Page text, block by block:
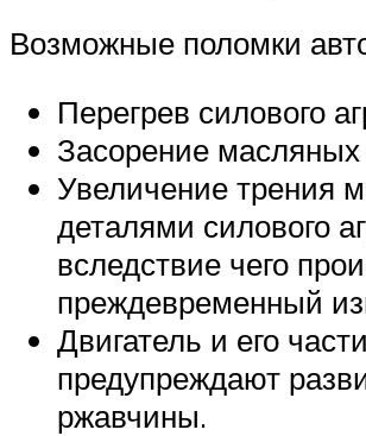
Возможные поломки
Перегрев силового
Засорение масляных
Увеличение трения
деталями силового
вследствие чего
преждевременный
Двигатель и его
предупреждают
ржавчины.